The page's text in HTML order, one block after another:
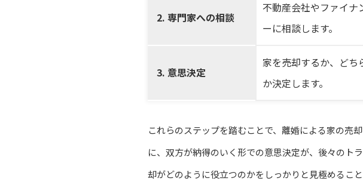
2. 専門家への相談
不動産会社やファイナ
ーに相談します。
3. 意思決定
家を売却するか、どち
か決定します。
これらのステップを踏むことで、離婚による家の売
に、双方が納得のいく形での意思決定が、後々のト
却がどのように役立つのかをしっかりと見極めるこ